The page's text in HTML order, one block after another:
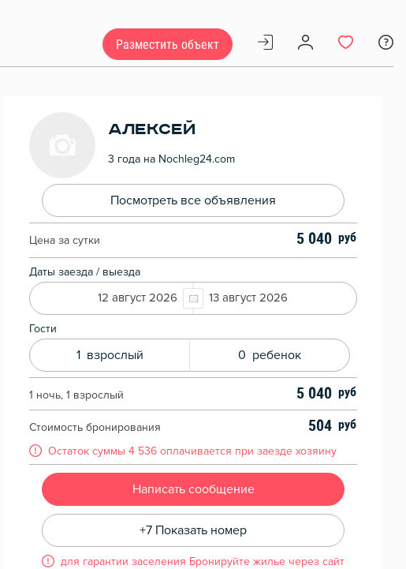
Разместить объект
Алексей
3 года на Nochleg24.com
Посмотреть все объявления
Цена за сутки 5 040
Даты заезда / выезда
12 август 2026 13 август 2026
Гости
1 взрослый 0 ребенок
1 ночь, 1 взрослый 5 040
Стоимость бронирования 504
Остаток суммы 4 536 оплачивается при заезде хозяину
Написать сообщение
+7 Показать номер
для гарантии заселения Бронируйте жилье через сайт